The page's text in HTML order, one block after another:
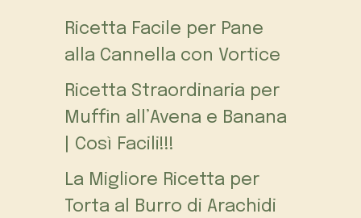
Ricetta Facile per Pane
alla Cannella con Vortice
Ricetta Straordinaria per
Muffin all’Avena e Banana
| Così Facili!!!
La Migliore Ricetta per
Torta al Burro di Arachidi